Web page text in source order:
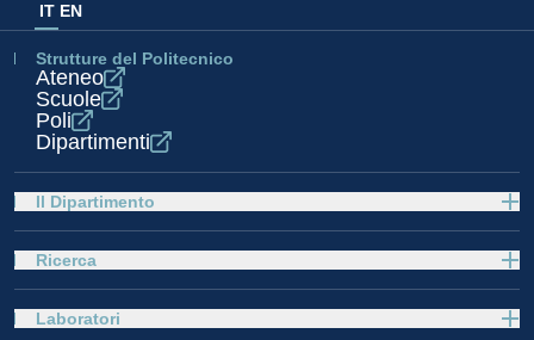
IT EN
Strutture del Politecnico
Ateneo
Scuole
Poli
Dipartimenti
Il Dipartimento
Ricerca
Laboratori